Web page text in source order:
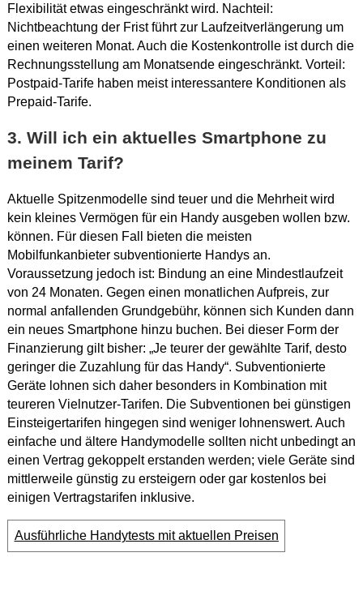
Flexibilität etwas eingeschränkt wird. Nachteil:
Nichtbeachtung der Frist führt zur Laufzeitverlängerung um
einen weiteren Monat. Auch die Kostenkontrolle ist durch die
Rechnungsstellung am Monatsende eingeschränkt. Vorteil:
Postpaid-Tarife haben meist interessantere Konditionen als
Prepaid-Tarife.
3. Will ich ein aktuelles Smartphone zu
meinem Tarif?
Aktuelle Spitzenmodelle sind teuer und die Mehrheit wird
kein kleines Vermögen für ein Handy ausgeben wollen bzw.
können. Für diesen Fall bieten die meisten
Mobilfunkanbieter subventionierte Handys an.
Voraussetzung jedoch ist: Bindung an eine Mindestlaufzeit
von 24 Monaten. Gegen einen monatlichen Aufpreis, zur
normal anfallenden Grundgebühr, können sich Kunden dann
ein neues Smartphone hinzu buchen. Bei dieser Form der
Finanzierung gilt bisher: „Je teurer der gewählte Tarif, desto
geringer die Zuzahlung für das Handy“. Subventionierte
Geräte lohnen sich daher besonders in Kombination mit
teureren Vielnutzer-Tarifen. Die Subventionen bei günstigen
Einsteigertarifen hingegen sind weniger lohnenswert. Auch
einfache und ältere Handymodelle sollten nicht unbedingt an
einen Vertrag gekoppelt erstanden werden; viele Geräte sind
mittlerweile günstig zu ersteigern oder gar kostenlos bei
einigen Vertragstarifen inklusive.
Ausführliche Handytests mit aktuellen Preisen